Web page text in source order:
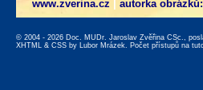
www.zverina.cz autorka
© 2004 - 2026 Doc. MUDr. Jaroslav Zvěřina CSc.,
XHTML & CSS by Lubor Mrázek. Počet přístupů na